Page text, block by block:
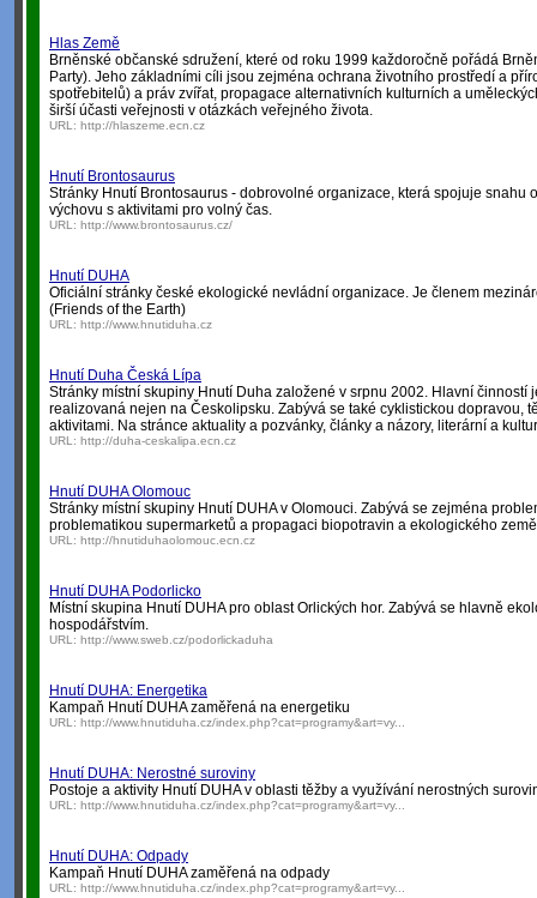
Hlas Země
Brněnské občanské sdružení, které od roku 1999 každoročně pořádá
Party). Jeho základními cíli jsou zejména ochrana životního prostředí a
spotřebitelů) a práv zvířat, propagace alternativních kulturních a
širší účasti veřejnosti v otázkách veřejného života.
URL: http://hlaszeme.ecn.cz
Hnutí Brontosaurus
Stránky Hnutí Brontosaurus - dobrovolné organizace, která spojuje snahu
výchovu s aktivitami pro volný čas.
URL: http://www.brontosaurus.cz/
Hnutí DUHA
Oficiální stránky české ekologické nevládní organizace. Je členem
(Friends of the Earth)
URL: http://www.hnutiduha.cz
Hnutí Duha Česká Lípa
Stránky místní skupiny Hnutí Duha založené v srpnu 2002. Hlavní činností
realizovaná nejen na Českolipsku. Zabývá se také cyklistickou dopravou,
aktivitami. Na stránce aktuality a pozvánky, články a názory, literární a
URL: http://duha-ceskalipa.ecn.cz
Hnutí DUHA Olomouc
Stránky místní skupiny Hnutí DUHA v Olomouci. Zabývá se zejména
problematikou supermarketů a propagaci biopotravin a ekologického
URL: http://hnutiduhaolomouc.ecn.cz
Hnutí DUHA Podorlicko
Místní skupina Hnutí DUHA pro oblast Orlických hor. Zabývá se hlavně
hospodářstvím.
URL: http://www.sweb.cz/podorlickaduha
Hnutí DUHA: Energetika
Kampaň Hnutí DUHA zaměřená na energetiku
URL: http://www.hnutiduha.cz/index.php?cat=programy&art=vy...
Hnutí DUHA: Nerostné suroviny
Postoje a aktivity Hnutí DUHA v oblasti těžby a využívání nerostných
URL: http://www.hnutiduha.cz/index.php?cat=programy&art=vy...
Hnutí DUHA: Odpady
Kampaň Hnutí DUHA zaměřená na odpady
URL: http://www.hnutiduha.cz/index.php?cat=programy&art=vy...